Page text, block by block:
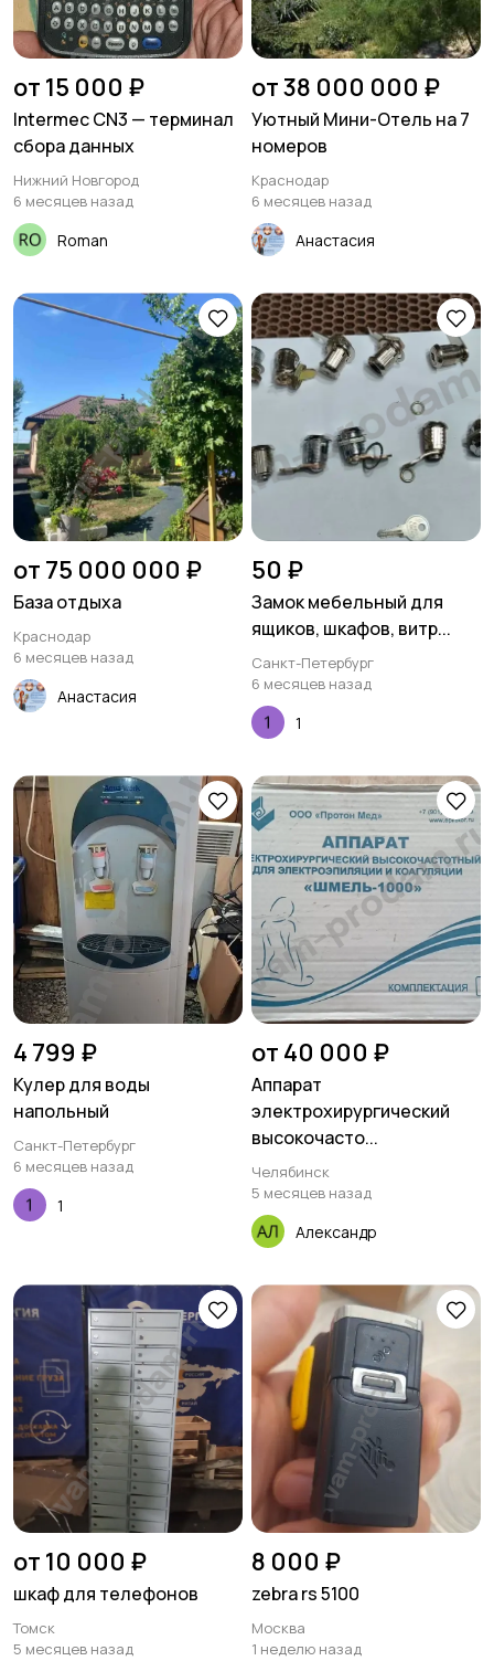
от 15 000 ₽
Intermec CN3 — терминал
сбора данных
Нижний Новгород
6 месяцев назад
Roman
от 38 000 000 ₽
Уютный Мини-Отель на 7
номеров
Краснодар
6 месяцев назад
Анастасия
от 75 000 000 ₽
База отдыха
Краснодар
6 месяцев назад
Анастасия
50 ₽
Замок мебельный для
ящиков, шкафов, витр...
Санкт-Петербург
6 месяцев назад
1
4 799 ₽
Кулер для воды
напольный
Санкт-Петербург
6 месяцев назад
1
от 40 000 ₽
Аппарат
электрохирургический
высокочасто...
Челябинск
5 месяцев назад
Александр
от 10 000 ₽
шкаф для телефонов
Томск
5 месяцев назад
8 000 ₽
zebra rs 5100
Москва
1 неделю назад